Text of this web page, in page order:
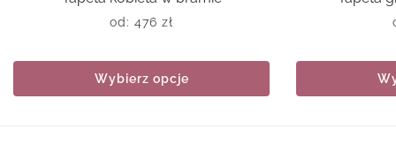
od: 476 zł
Wybierz opcje